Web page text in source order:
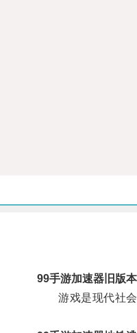
99手游加速器旧版本
游戏是现代社会